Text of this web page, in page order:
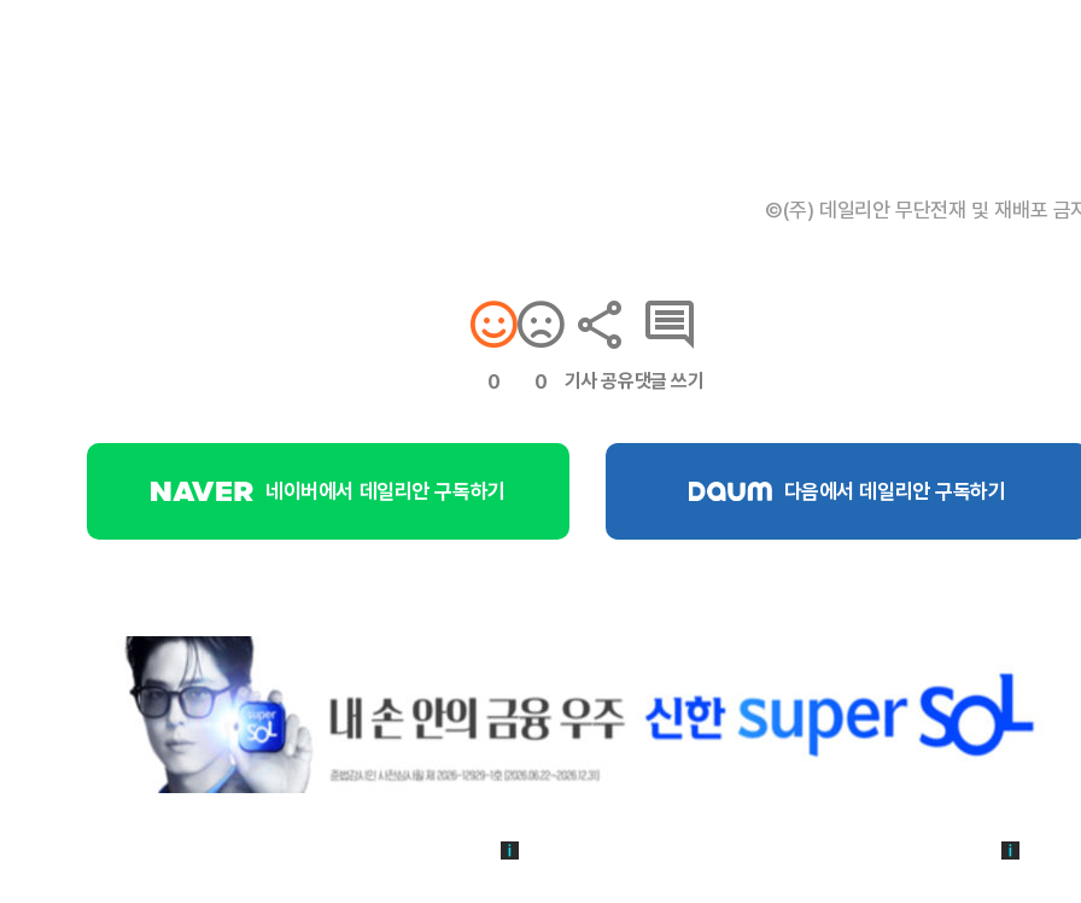
©(주) 데일리안 무단전재 및 재배포 금
0 0 기사 공유댓글 쓰기
네이버에서 데일리안 구독하기 다음에서 데일리안 구독하기